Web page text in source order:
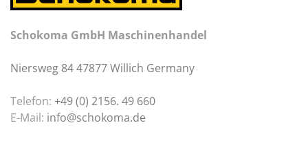
Schokoma GmbH Maschinenhandel
Niersweg 84 47877 Willich Germany
Telefon: +49 (0) 2156. 49 660
E-Mail: info@schokoma.de